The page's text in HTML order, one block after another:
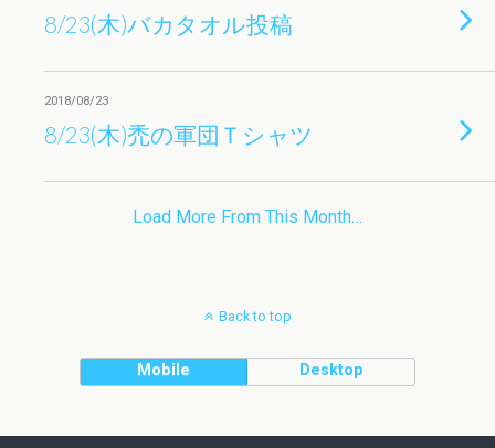
8/23(木)バカタオル投稿
2018/08/23
8/23(木)禿の軍団Ｔシャツ
Load More From This Month…
Back to top
Mobile Desktop